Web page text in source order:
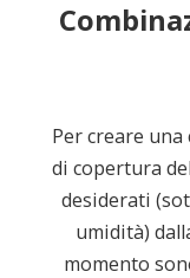
Per creare
di copertura
desiderati
umidità)
momento